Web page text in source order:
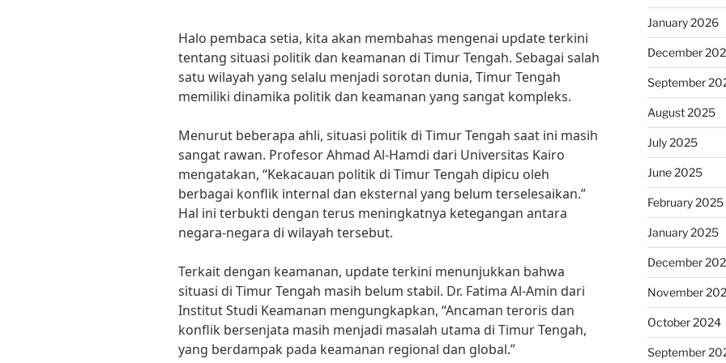
Halo pembaca setia, kita akan membahas mengenai update terkini
tentang situasi politik dan keamanan di Timur Tengah. Sebagai salah
satu wilayah yang selalu menjadi sorotan dunia, Timur Tengah
memiliki dinamika politik dan keamanan yang sangat kompleks.
Menurut beberapa ahli, situasi politik di Timur Tengah saat ini masih
sangat rawan. Profesor Ahmad Al-Hamdi dari Universitas Kairo
mengatakan, “Kekacauan politik di Timur Tengah dipicu oleh
berbagai konflik internal dan eksternal yang belum terselesaikan.”
Hal ini terbukti dengan terus meningkatnya ketegangan antara
negara-negara di wilayah tersebut.
Terkait dengan keamanan, update terkini menunjukkan bahwa
situasi di Timur Tengah masih belum stabil. Dr. Fatima Al-Amin dari
Institut Studi Keamanan mengungkapkan, “Ancaman teroris dan
konflik bersenjata masih menjadi masalah utama di Timur Tengah,
yang berdampak pada keamanan regional dan global.”
January 2026
December
September
August 2025
July 2025
June 2025
February 2025
January 2025
December
November
October 2024
September